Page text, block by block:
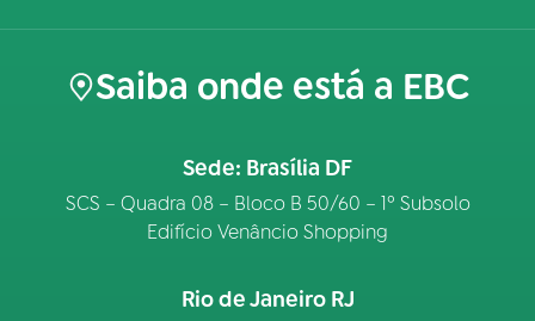
Saiba onde está a EBC
Sede: Brasília DF
SCS – Quadra 08 – Bloco B 50/60 – 1º Subsolo
Edifício Venâncio Shopping
Rio de Janeiro RJ